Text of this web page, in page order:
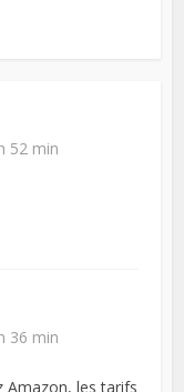
52 min
36 min
Amazon, les tarifs